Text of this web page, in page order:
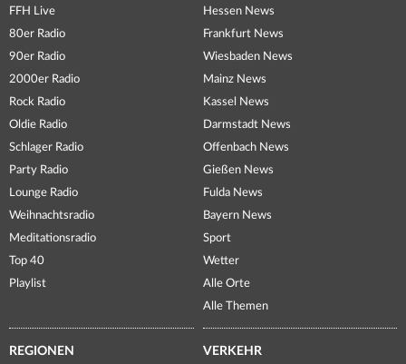
FFH Live
80er Radio
90er Radio
2000er Radio
Rock Radio
Oldie Radio
Schlager Radio
Party Radio
Lounge Radio
Weihnachtsradio
Meditationsradio
Top 40
Playlist
Hessen News
Frankfurt News
Wiesbaden News
Mainz News
Kassel News
Darmstadt News
Offenbach News
Gießen News
Fulda News
Bayern News
Sport
Wetter
Alle Orte
Alle Themen
REGIONEN VERKEHR